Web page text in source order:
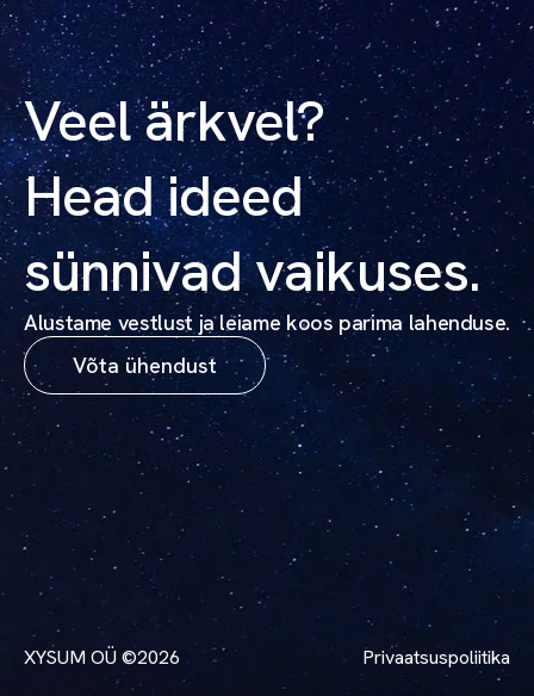
Veel ärkvel?
Head ideed
sünnivad vaikuses.
Alustame vestlust ja leiame koos parima lahenduse.
Võta ühendust
XYSUM OÜ ©2026 Privaatsuspoliitika